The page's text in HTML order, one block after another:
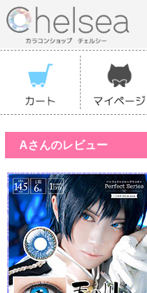
Aさんのレビュー